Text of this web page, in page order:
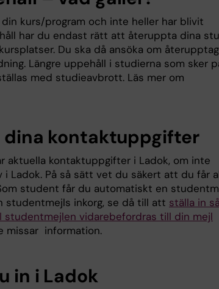
kurs/program och inte heller har blivit
har du endast rätt att återuppta dina
Du ska då ansöka om återupptag
Längre uppehåll i studierna som sker
med studieavbrott. Läs mer om
dina kontaktuppgifter
aktuella kontaktuppgifter i Ladok, om inte
i Ladok. På så sätt vet du säkert att du får
student får du automatiskt en
studentmejls inkorg, se då till att ställa in
studentmejlen vidarebefordras till din mejl
missar information.
in i Ladok